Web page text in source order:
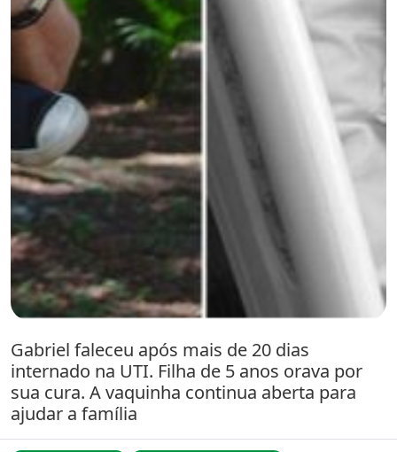
Gabriel faleceu após mais de 20 dias
internado na UTI. Filha de 5 anos orava por
sua cura. A vaquinha continua aberta para
ajudar a família